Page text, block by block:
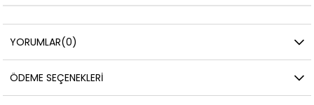
YORUMLAR(0)
ÖDEME SEÇENEKLERI